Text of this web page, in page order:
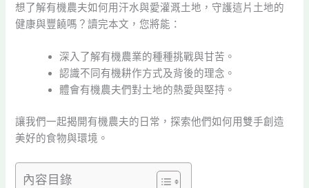
想了解有機農夫如何用汗水與愛灌溉土地，守護這片土地的
健康與豐饒嗎？讀完本文，您將能：
深入了解有機農業的種種挑戰與甘苦。
認識不同有機耕作方式及背後的理念。
體會有機農夫們對土地的熱愛與堅持。
讓我們一起揭開有機農夫的日常，探索他們如何用雙手創造
美好的食物與環境。
內容目錄